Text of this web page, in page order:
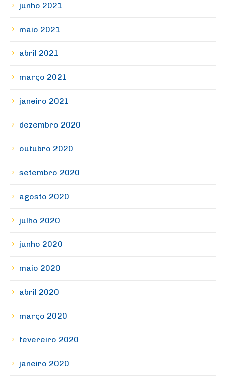
junho 2021
maio 2021
abril 2021
março 2021
janeiro 2021
dezembro 2020
outubro 2020
setembro 2020
agosto 2020
julho 2020
junho 2020
maio 2020
abril 2020
março 2020
fevereiro 2020
janeiro 2020